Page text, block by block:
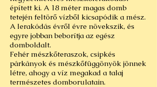
épített ki. A 18 méter magas domb
tetején feltörő vízből kicsapódik a mész.
A lerakódás évről évre növekszik, és
egyre jobban beborítja az egész
domboldalt.
Fehér mészkőteraszok, csipkés
párkányok és mészkőfüggönyök jönnek
létre, ahogy a víz megakad a talaj
természetes domborulatain.